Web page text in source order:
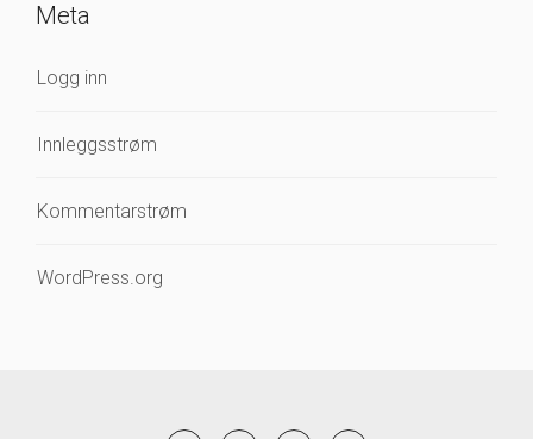
Meta
Logg inn
Innleggsstrøm
Kommentarstrøm
WordPress.org